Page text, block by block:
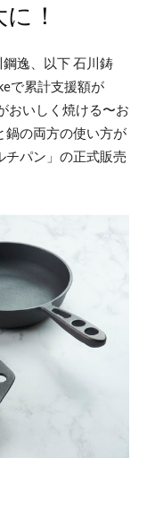
！
逸、以下 石川鋳
で累計支援額が
おいしく焼ける〜お
鍋の両方の使い方が
チパン」の正式販売